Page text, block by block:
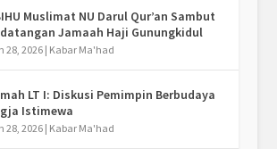
Muslimat NU Darul Qur’an Sambut
Jamaah Haji Gunungkidul
28, 2026| Kabar Ma'had
LT I: Diskusi Pemimpin Berbudaya
Istimewa
28, 2026| Kabar Ma'had